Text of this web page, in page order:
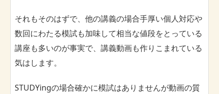
それもそのはずで、他の講義の場合手厚い個人対応や
数回にわたる模試も加味して相当な値段をとっている
講座も多いのが事実で、講義動画も作りこまれている
気はします。
STUDYingの場合確かに模試はありませんが動画の質